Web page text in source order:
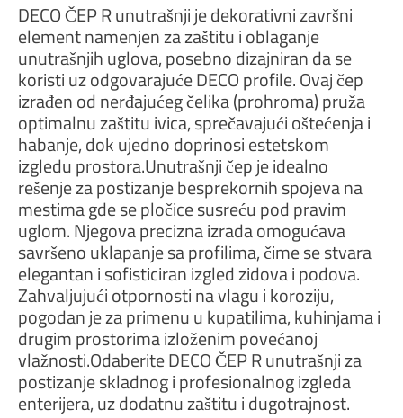
DECO ČEP R unutrašnji je dekorativni završni
element namenjen za zaštitu i oblaganje
unutrašnjih uglova, posebno dizajniran da se
koristi uz odgovarajuće DECO profile. Ovaj čep
izrađen od nerđajućeg čelika (prohroma) pruža
optimalnu zaštitu ivica, sprečavajući oštećenja i
habanje, dok ujedno doprinosi estetskom
izgledu prostora.Unutrašnji čep je idealno
rešenje za postizanje besprekornih spojeva na
mestima gde se pločice susreću pod pravim
uglom. Njegova precizna izrada omogućava
savršeno uklapanje sa profilima, čime se stvara
elegantan i sofisticiran izgled zidova i podova.
Zahvaljujući otpornosti na vlagu i koroziju,
pogodan je za primenu u kupatilima, kuhinjama i
drugim prostorima izloženim povećanoj
vlažnosti.Odaberite DECO ČEP R unutrašnji za
postizanje skladnog i profesionalnog izgleda
enterijera, uz dodatnu zaštitu i dugotrajnost.